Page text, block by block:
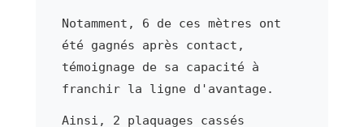
Notamment, 6 de ces mètres ont
été gagnés après contact,
témoignage de sa capacité à
franchir la ligne d'avantage.
Ainsi, 2 plaquages cassés